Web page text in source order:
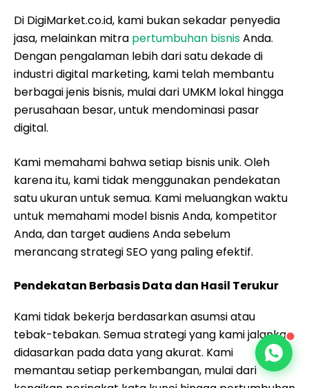
Di DigiMarket.co.id, kami bukan sekadar penyedia
jasa, melainkan mitra pertumbuhan bisnisAnda.
Dengan pengalaman lebih dari satu dekade di
industri digital marketing, kami telah membantu
berbagai jenis bisnis, mulai dari UMKM lokal hingga
perusahaan besar, untuk mendominasi pasar
digital.
Kami memahami bahwa setiap bisnis unik. Oleh
karena itu, kami tidak menggunakan pendekatan
satu ukuran untuk semua. Kami meluangkan waktu
untuk memahami model bisnis Anda, kompetitor
Anda, dan target audiens Anda sebelum
merancang strategi SEO yang paling efektif.
Pendekatan Berbasis Data dan Hasil Terukur
Kami tidak bekerja berdasarkan asumsi atau
tebak-tebakan. Semua strategi yang kami jalankan
didasarkan pada data yang akurat. Kami
memantau setiap perkembangan, mulai dari